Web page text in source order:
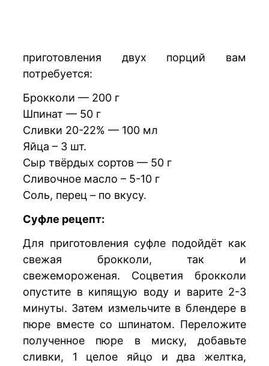
приготовления двух порций вам
потребуется:
Брокколи — 200 г
Шпинат — 50 г
Сливки 20-22% — 100 мл
Яйца – 3 шт.
Сыр твёрдых сортов — 50 г
Сливочное масло – 5-10 г
Соль, перец – по вкусу.
Суфле рецепт:
Для приготовления суфле подойдёт как
свежая брокколи, так и
свежемороженая. Соцветия брокколи
опустите в кипящую воду и варите 2-3
минуты. Затем измельчите в блендере в
пюре вместе со шпинатом. Переложите
полученное пюре в миску, добавьте
сливки, 1 целое яйцо и два желтка,